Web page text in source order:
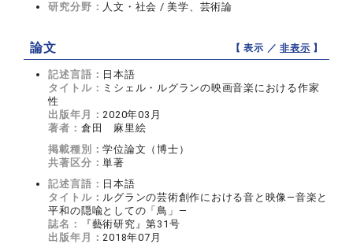
研究分野： 人文・社会 / 美学、芸術論
論文 【 表示 ／非表示 】
記述言語： 日本語
タイトル： ミシェル・ルグランの映画音楽における作家
性
出版年月：2020年03月
著者： 倉田 麻里絵
掲載種別：学位論文（博士）
共著区分：単著
記述言語： 日本語
タイトル： ルグランの芸術創作における音と映像—音楽と
平和の隠喩としての「鳥」—
誌名：
『藝術研究』第31号
出版年月：2018年07月